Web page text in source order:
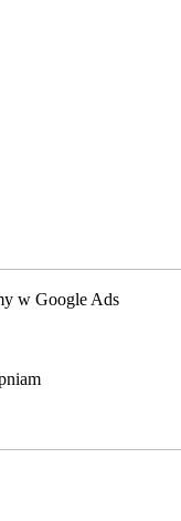
w Google Ads